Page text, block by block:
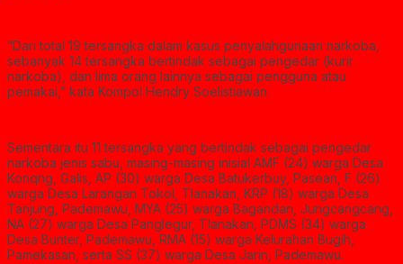
“Dari total 19 tersangka dalam kasus penyalahgunaan narkoba,
sebanyak 14 tersangka bertindak sebagai pengedar (kurir
narkoba), dan lima orang lainnya sebagai pengguna atau
pemakai,” kata Kompol Hendry Soelistiawan.
Sementara itu 11 tersangka yang bertindak sebagai pengedar
narkoba jenis sabu, masing-masing inisial AMF (24) warga Desa
Konqng, Galis, AP (30) warga Desa Batukerbuy, Pasean, F (26)
warga Desa Larangan Tokol, Tlanakan, KRP (18) warga Desa
Tanjung, Pademawu, MYA (25) warga Bagandan, Jungcangcang,
NA (27) warga Desa Panglegur, Tlanakan, PDMS (34) warga
Desa Bunter, Pademawu, RMA (15) warga Kelurahan Bugih,
Pamekasan, serta SS (37) warga Desa Jarin, Pademawu.